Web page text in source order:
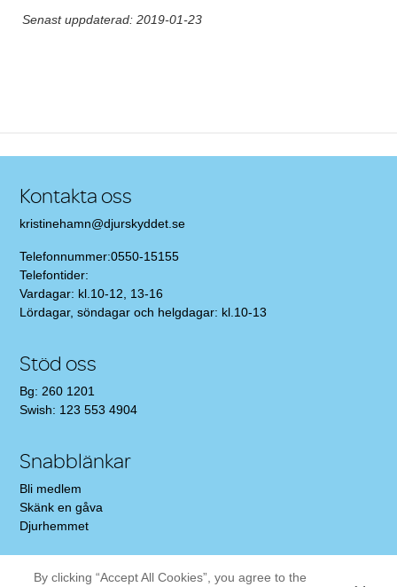
Senast uppdaterad: 2019-01-23
Kontakta oss
kristinehamn@djurskyddet.se
Telefonnummer:0550-15155
Telefontider:
Vardagar: kl.10-12, 13-16
Lördagar, söndagar och helgdagar: kl.10-13
Stöd oss
Bg: 260 1201
Swish: 123 553 4904
Snabblänkar
Bli medlem
Skänk en gåva
Djurhemmet
Sociala medier
By clicking “Accept All Cookies”, you agree to the